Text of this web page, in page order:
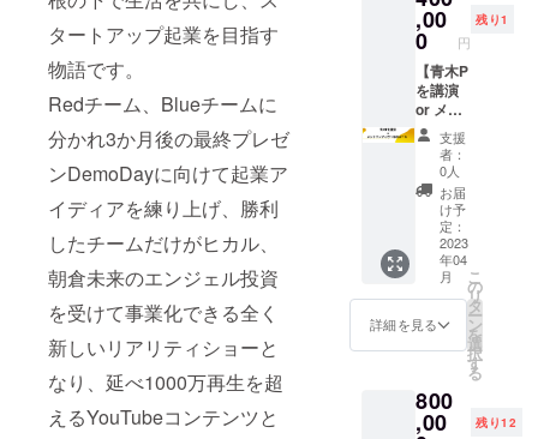
タートアップ起業を目指す
物語です。
Redチーム、Blueチームに
分かれ3か月後の最終プレゼ
ンDemoDayに向けて起業ア
イディアを練り上げ、勝利
したチームだけがヒカル、
朝倉未来のエンジェル投資
を受けて事業化できる全く
新しいリアリティショーと
なり、延べ1000万再生を超
えるYouTubeコンテンツと
ご了承
くださ
た、特
定の人
物を比
喩する
お名前
や公序
良俗に
反する
お名前
は掲載
をお断
りする
座いま
す、ご
い。 法
人の方
に回お
名前記
載
（中）
1話~12
話のう
ち、ど
こか1話
であな
たのお
名前ク
レジッ
トが記
載され
ます。
支援時
に必ず
名前を
ご記入
タッフT
シャツ
CAMPF
IRE限定
Nontitle
ステッ
カー
CAMPF
IRE支援
者だけ
の動画
コンテ
ンツ
（撮影
の舞台
裏動画
など）
に1回お
名前記
木＆出
演メン
バーの
支援者
限定コ
ラム全5
回をお
届け
CAMPF
IRE限定
Nontitle
タンブ
ラー
CAMPF
IRE限定
Nontitle
番組ス
タッフT
シャツ
IRE限定
Nontitle
,00
0 円
残り1
【青木P
を講演
or メン
タリン
グに呼
べる権
コー
ス】 お
礼の
メッ
セージ
CAMPF
IRE活動
報告に
てプロ
デュー
チーフ
メン
支援
者：
0人
お届
け予
定：
2023
年04
月
詳細を見る
こ
の
リ
タ
ー
ン
を
選
択
す
る
800
,00 残り12